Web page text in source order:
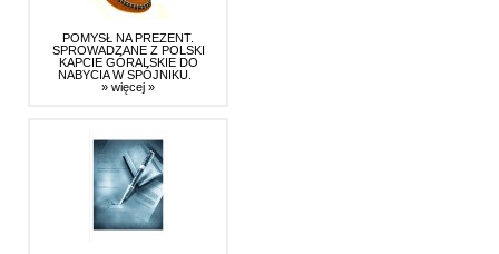
POMYSŁ NA PREZENT.
SPROWADZANE Z POLSKI
KAPCIE GÓRALSKIE DO
NABYCIA W SPÓJNIKU.
» więcej »